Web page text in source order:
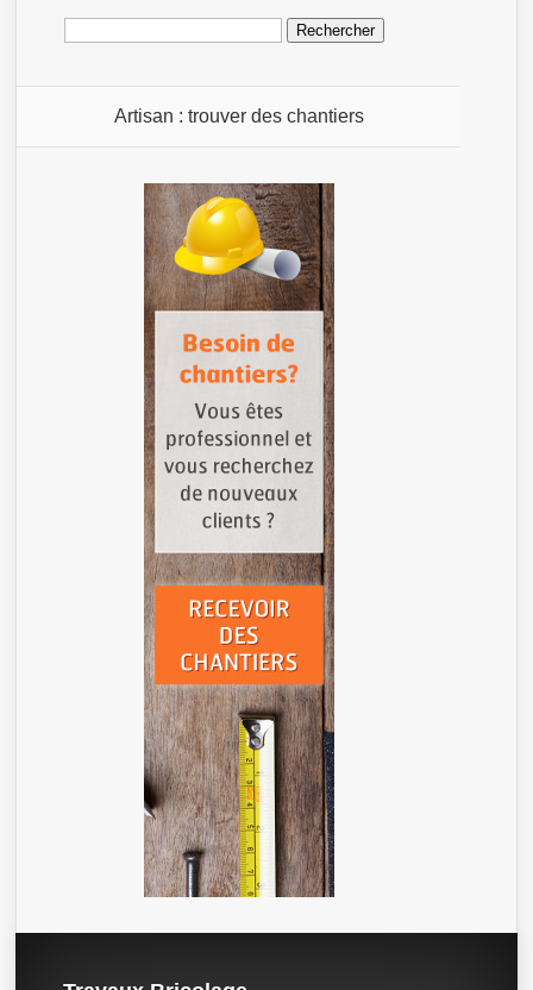
Rechercher :
Artisan : trouver des chantiers